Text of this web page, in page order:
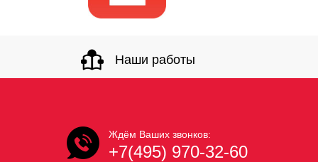
Наши работы
Ждём Ваших звонков:
+7(495) 970-32-60